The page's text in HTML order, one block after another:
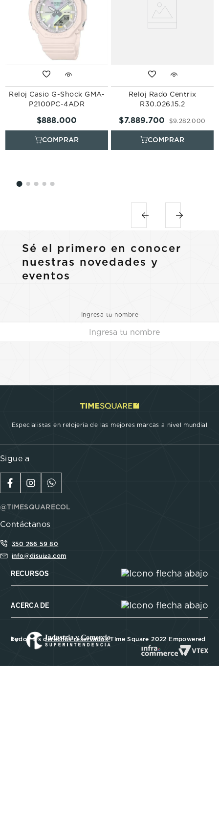
Reloj Casio G-Shock GMA-
P2100PC-4ADR
$888.000
Reloj Rado Centrix
R30.026.15.2
$9. 282.000
$7.889.700
Sé el primero en conocer
nuestras novedades y
eventos
Ingresa tu nombre
Especialistas en relojería de las mejores marcas a nivel mundial
Sigue a
@TIMESQUARECOL
Contáctanos
350 266 59 80
info@disuiza.com
RECURSOS
ACERCA DE
Todos los derechos reservados Time Square 2022 Empowered by